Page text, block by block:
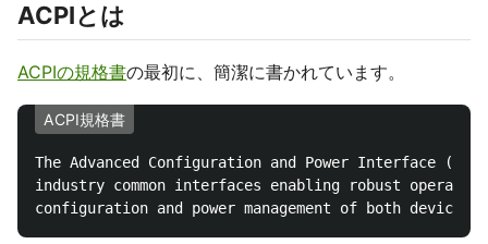
ACPIとは
ACPIの規格書の最初に、簡潔に書かれています。
ACPI規格書
The Advanced Configuration and Power Interface
industry common interfaces enabling robust